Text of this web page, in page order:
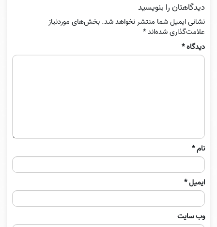
دیدگاهتان را بنویسید
نشانی ایمیل شما منتشر نخواهد شد. بخش‌های موردنیاز
علامت‌گذاری شده‌اند*
دیدگاه*
نام*
ایمیل*
وب‌ سایت